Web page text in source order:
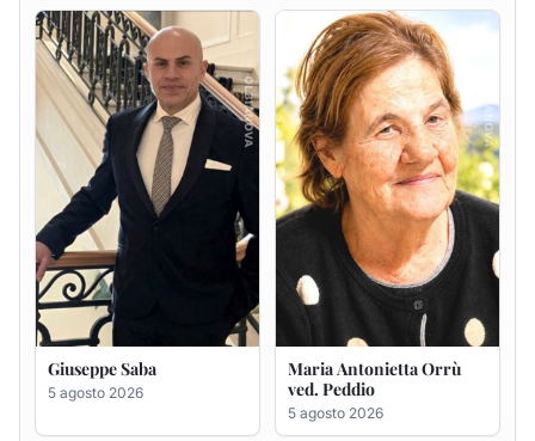
Giuseppe Saba
5 agosto 2026
Maria Antonietta Orrù
ved. Peddio
5 agosto 2026